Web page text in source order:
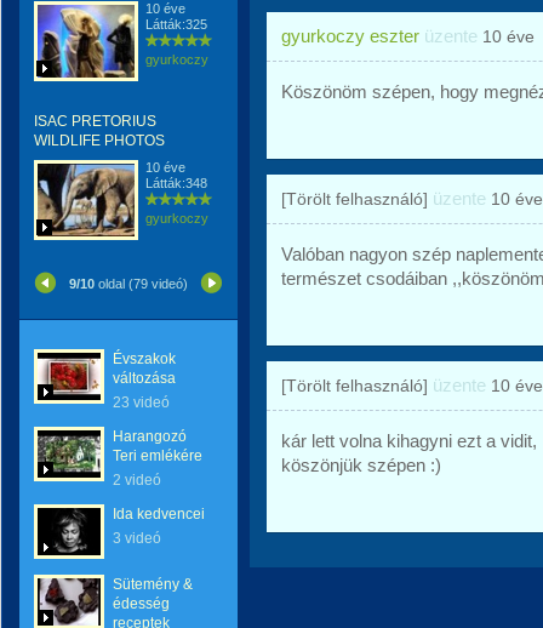
10 éve
Látták:325
gyurkoczy
ISAC PRETORIUS
WILDLIFE PHOTOS
10 éve
Látták:348
gyurkoczy
9/10 oldal (79 videó)
Évszakok
változása
23 videó
Harangozó
Teri emlékére
2 videó
Ida kedvencei
3 videó
Sütemény &
édesség
receptek
gyurkoczy eszter üzente 10 éve
Köszönöm szépen, hogy
[Törölt felhasználó] üzente 10 éve
Valóban nagyon szép
természet csodáiban
[Törölt felhasználó] üzente 10 éve
kár lett volna kihagyni ezt a
köszönjük szépen :)